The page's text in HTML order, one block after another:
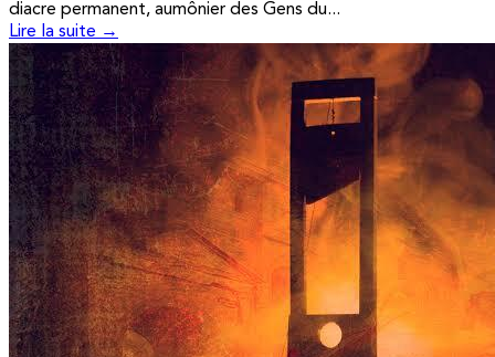
diacre permanent, aumônier des Gens du...
Lire la suite →